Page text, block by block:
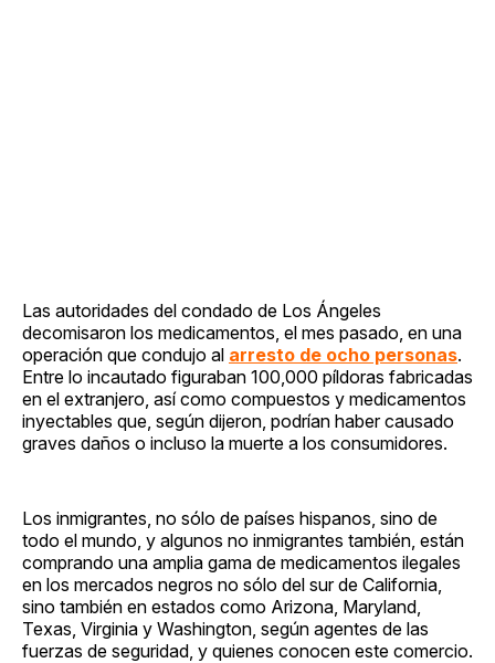
Las autoridades del condado de Los Ángeles
decomisaron los medicamentos, el mes pasado, en una
operación que condujo al arresto de ocho personas.
Entre lo incautado figuraban 100,000 píldoras fabricadas
en el extranjero, así como compuestos y medicamentos
inyectables que, según dijeron, podrían haber causado
graves daños o incluso la muerte a los consumidores.
Los inmigrantes, no sólo de países hispanos, sino de
todo el mundo, y algunos no inmigrantes también, están
comprando una amplia gama de medicamentos ilegales
en los mercados negros no sólo del sur de California,
sino también en estados como Arizona, Maryland,
Texas, Virginia y Washington, según agentes de las
fuerzas de seguridad, y quienes conocen este comercio.